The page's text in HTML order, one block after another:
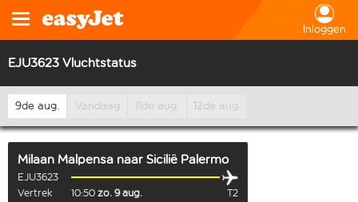
Inloggen
EJU3623 Vluchtstatus
9de aug. Vandaag 11de aug. 12de aug.
Milaan Malpensa naar Sicilië Palermo
EJU3623
Vertrek
10:50 zo. 9 aug.
T2